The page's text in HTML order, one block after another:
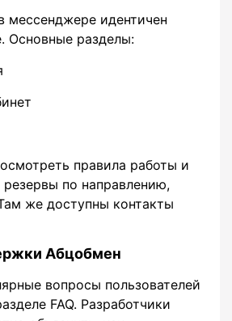
мессенджере идентичен
Основные разделы:
правила работы и
по направлению,
же доступны контакты
Абцобмен
вопросы пользователей
FAQ. Разработчики